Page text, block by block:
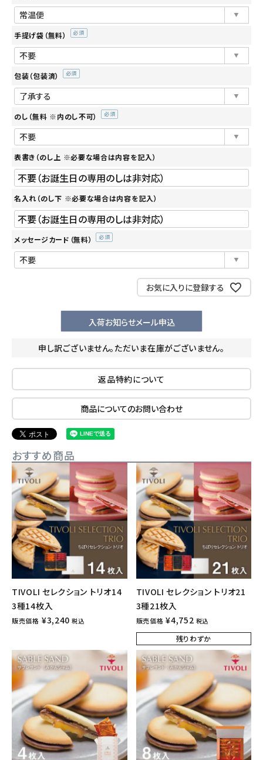
須)
手提げ袋（無料）
包装（包装済）
のし（無料 ※内のし不可）
表書き（のし上 ※必要な場合は内容を記入）
名入れ（のし下 ※必要な場合は内容を記入）
メッセージカード（無料）
お気に入りに登録する
入荷お知らせメール申込
申し訳ございません。ただいま在庫がございません。
返品特約について
商品についてのお問い合わせ
おすすめ商品
TIVOLI セレクション トリオ14
3種14枚入
販売価格 ¥3,240 税込
TIVOLI セレクション トリオ21
3種21枚入
販売価格 ¥4,752 税込
残りわずか